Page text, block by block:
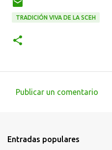
TRADICIÓN VIVA DE LA SCEH
e
Publicar un comentario
Entradas populares